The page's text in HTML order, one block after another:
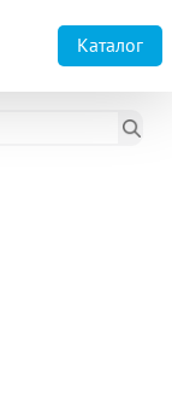
Каталог